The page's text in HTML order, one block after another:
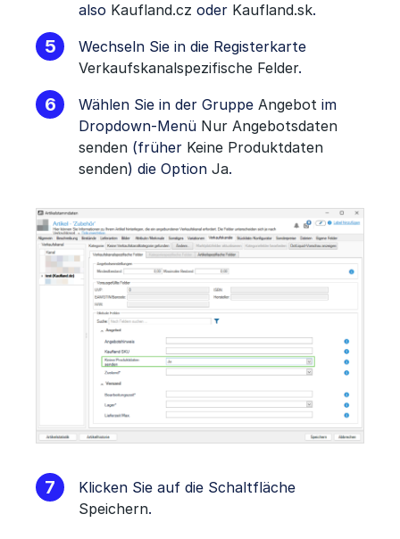
also Kaufland.cz oder Kaufland.sk.
Wechseln Sie in die Registerkarte
Verkaufskanalspezifische Felder.
Wählen Sie in der Gruppe Angebot im
Dropdown-Menü Nur Angebotsdaten
senden (früher Keine Produktdaten
senden) die Option Ja.
Klicken Sie auf die Schaltfläche
Speichern.